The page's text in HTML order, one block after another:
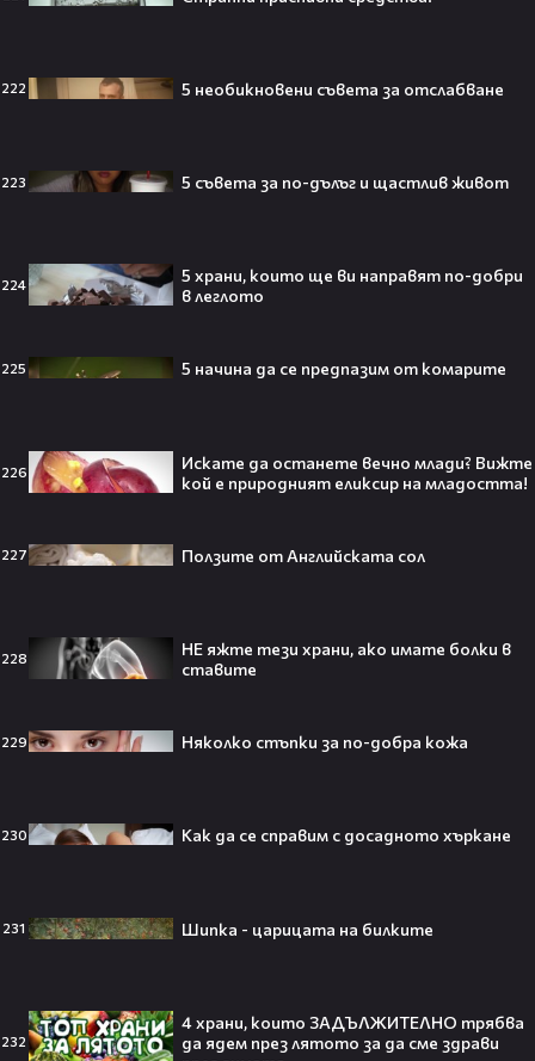
222 5 необикновени съвета за отслабване
223 5 съвета за по-дълъг и щастлив живот
224
5 храни, които ще ви направят по-добри
в леглото
225 5 начина да се предпазим от комарите
226
Искате да останете вечно млади? Вижте
кой е природният еликсир на младостта!
227 Ползите от Английската сол
228
НЕ яжте тези храни, ако имате болки в
ставите
229 Няколко стъпки за по-добра кожа
230 Как да се справим с досадното хъркане
231 Шипка - царицата на билките
232
4 храни, които ЗАДЪЛЖИТЕЛНО трябва
да ядем през лятото за да сме здрави
Трагедия разтърси Холивуд:
Ламин Ямал: Момчето, което
Кристофър Нолън? Най-
в дискотека!" 👀💥
милиарда долара!😯💥